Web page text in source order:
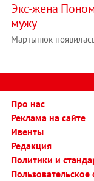
Экс-жена
мужу
Мартынюк
Про нас
Реклама на сайте
Ивенты
Редакция
Политики и
Пользовательское